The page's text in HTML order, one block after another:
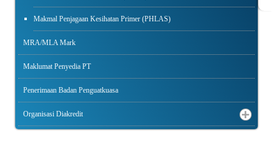
Makmal Penjagaan Kesihatan Primer (PHLAS)
MRA/MLA Mark
Maklumat Penyedia PT
Penerimaan Badan Penguatkuasa
Organisasi Diakredit